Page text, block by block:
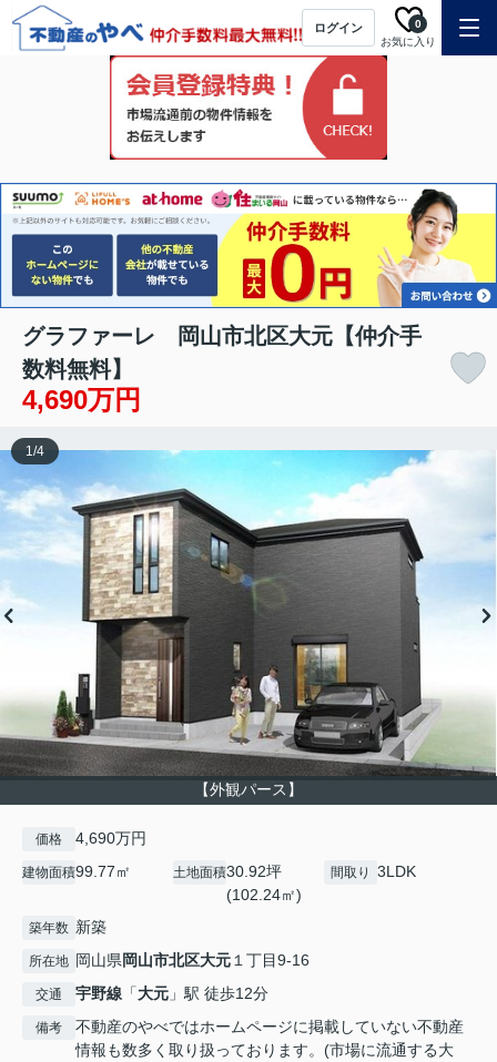
ログイン
お気に入り
0
グラファーレ 岡山市北区大元【仲介手
数料無料】
4,690万円
【外観パース】
1/4
価格 4,690万円
建物面積99.77㎡ 土地面積30.92坪
(102.24㎡)
間取り 3LDK
築年数 新築
所在地 岡山県岡山市北区大元 １丁目9-16
交通 宇野線 「大元 」駅 徒歩12分
備考
不動産のやべではホームページに掲載していない不動産
情報も数多く取り扱っております。(市場に流通する大